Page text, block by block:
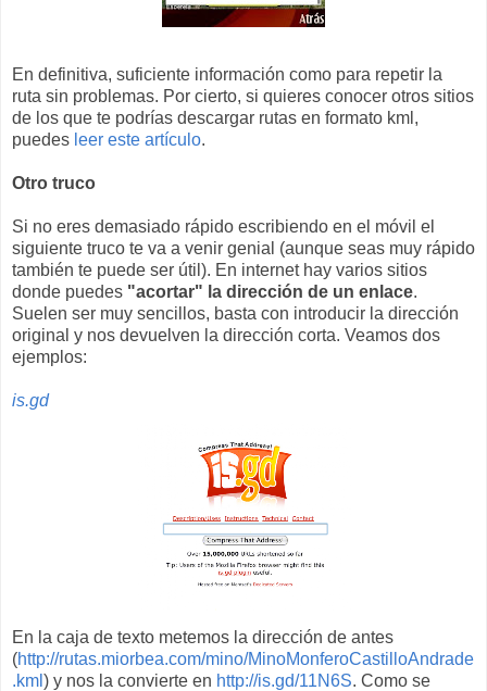
En definitiva, suficiente información como para repetir la
ruta sin problemas. Por cierto, si quieres conocer otros sitios
de los que te podrías descargar rutas en formato kml,
puedes leer este artículo.
Otro truco
Si no eres demasiado rápido escribiendo en el móvil el
siguiente truco te va a venir genial (aunque seas muy rápido
también te puede ser útil). En internet hay varios sitios
donde puedes "acortar" la dirección de un enlace.
Suelen ser muy sencillos, basta con introducir la dirección
original y nos devuelven la dirección corta. Veamos dos
ejemplos:
is.gd
En la caja de texto metemos la dirección de antes
(http://rutas.miorbea.com/mino/MinoMonferoCastilloAndrade
.kml ) y nos la convierte en http://is.gd/11N6S. Como se